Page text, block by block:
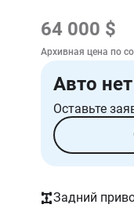
64 000 $
Архивная цена по
Авто
Оставьте
Задний